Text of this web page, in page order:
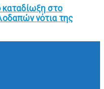
καταδίωξη στο
νότια της